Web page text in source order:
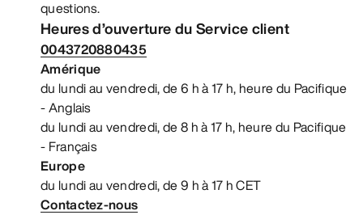
questions.
Heures d’ouverture du Service client
0043720880435
Amérique
du lundi au vendredi, de 6 h à 17 h, heure du Pacifique
- Anglais
du lundi au vendredi, de 8 h à 17 h, heure du Pacifique
- Français
Europe
du lundi au vendredi, de 9 h à 17 h CET
Contactez-nous